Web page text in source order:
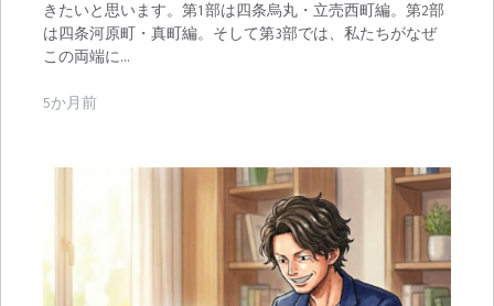
きたいと思います。第1部は四条烏丸・立売西町編。第2部
は四条河原町・真町編。そして第3部では、私たちがなぜ
この両端に…
5か月前